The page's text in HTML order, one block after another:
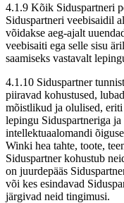
4.1.9 Kõik Siduspartneri
Siduspartneri veebisaidil
võidakse aeg-ajalt
veebisaiti ega selle sisu
saamiseks vastavalt
4.1.10 Siduspartner
piiravad kohustused,
mõistlikud ja olulised,
lepingu Siduspartneriga
intellektuaalomandi
Winki hea tahte, toote,
Siduspartner kohustub
on juurdepääs
või kes esindavad
järgivad neid tingimusi.